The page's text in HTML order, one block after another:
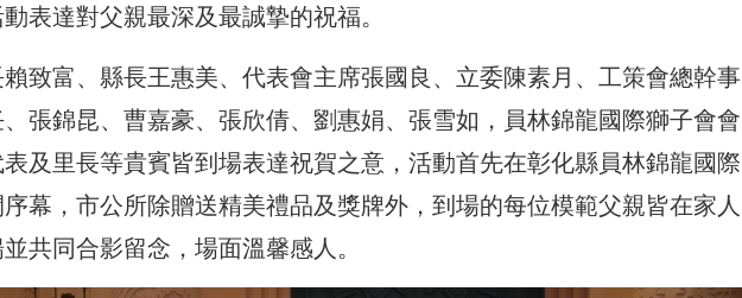
表達對父親最深及最誠摯的祝福。
致富、縣長王惠美、代表會主席張國良、立委陳素月、工策會總幹事
張錦昆、曹嘉豪、張欣倩、劉惠娟、張雪如，員林錦龍國際獅子會會
及里長等貴賓皆到場表達祝賀之意，活動首先在彰化縣員林錦龍國際
幕，市公所除贈送精美禮品及獎牌外，到場的每位模範父親皆在家人
共同合影留念，場面溫馨感人。